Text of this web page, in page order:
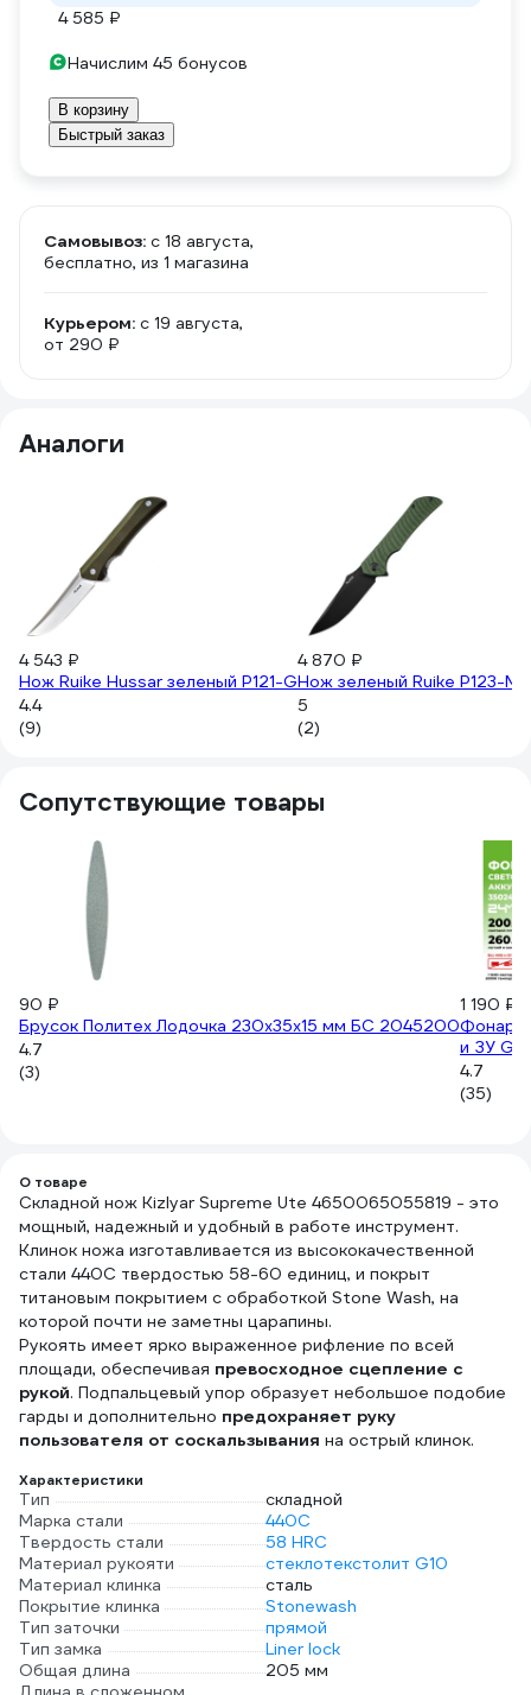
4 585 ₽
Начислим 45 бонусов
В корзину
Быстрый заказ
Самовывоз: c 18 августа,
бесплатно, из 1 магазина
Курьером: c 19 августа,
от 290 ₽
Аналоги
4 543 ₽
Нож Ruike Hussar зеленый P121-G
4.4
(9)
4 870 ₽
Нож зеленый Ruike P123-
5
(2)
Сопутствующие товары
90 ₽
Брусок Политех Лодочка 230x35x15 мм БС 2045200
4.7
(3)
1 190 ₽
Фонарь
и ЗУ
4.7
(35)
О товаре
Складной нож Kizlyar Supreme Ute 4650065055819 - это
мощный, надежный и удобный в работе инструмент.
Клинок ножа изготавливается из высококачественной
стали 440С твердостью 58-60 единиц, и покрыт
титановым покрытием с обработкой Stone Wash, на
которой почти не заметны царапины.
Рукоять имеет ярко выраженное рифление по всей
площади, обеспечивая превосходное сцепление с
рукой. Подпальцевый упор образует небольшое подобие
гарды и дополнительно предохраняет руку
пользователя от соскальзывания на острый клинок.
Характеристики
Тип
складной
Марка стали
440С
Твердость стали
58 HRC
Материал рукояти
стеклотекстолит G10
Материал клинка
сталь
Покрытие клинка
Stonewash
Тип заточки
прямой
Тип замка
Liner lock
Общая длина
205 мм